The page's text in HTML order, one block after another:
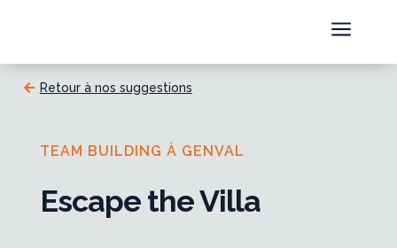
a
Retour à nos suggestions
TEAM BUILDING À GENVAL
Escape the Villa